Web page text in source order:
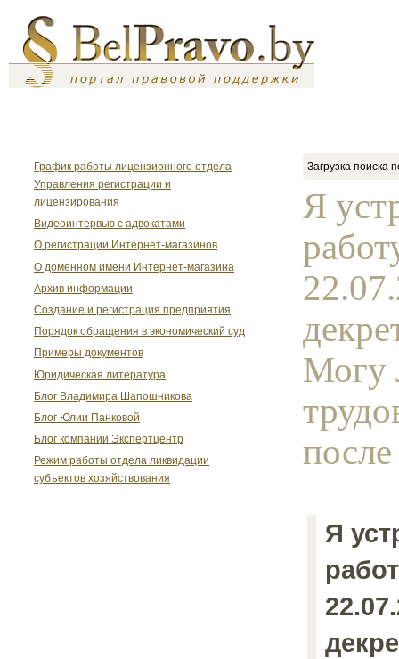
График работы лицензионного отдела
Управления регистрации и
лицензирования
Видеоинтервью с адвокатами
О регистрации Интернет-магазинов
О доменном имени Интернет-магазина
Архив информации
Создание и регистрация предприятия
Порядок обращения в экономический суд
Примеры документов
Юридическая литература
Блог Владимира Шапошникова
Блог Юлии Панковой
Блог компании Экспертцентр
Режим работы отдела ликвидации
субъектов хозяйствования
Загрузка поиска
Я
Могу
Я